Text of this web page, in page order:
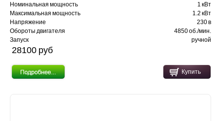
Номинальная мощность
1 кВт
Максимальная мощность
1.2 кВт
Напряжение
230 в
Обороты двигателя
4850 об./мин.
Запуск
ручной
28100 pуб
Купить